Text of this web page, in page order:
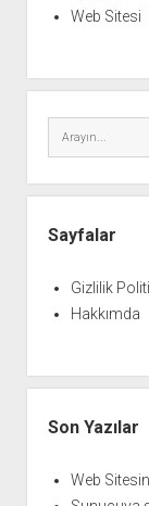
Web Sitesi
Sayfalar
Gizlilik
Hakkımda
Son Yazılar
Web